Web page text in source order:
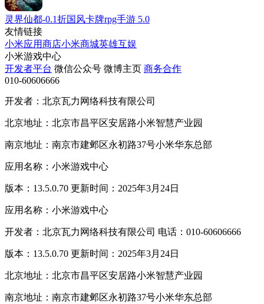
灵界仙都-0.1折国风卡牌rpg手游 5.0
友情链接
小米应用商店小米商城英雄互娱
小米游戏中心
开发者平台 微信公众号 微博主页 商务合作
010-60606666
开发者：北京瓦力网络科技有限公司
北京地址：北京市昌平区安居路小米智慧产业园
南京地址：南京市建邺区永初路37号小米华东总部
应用名称：小米游戏中心
版本：13.5.0.70 更新时间：2025年3月24日
应用名称：小米游戏中心
开发者：北京瓦力网络科技有限公司 电话：010-60606666
版本：13.5.0.70 更新时间：2025年3月24日
北京地址：北京市昌平区安居路小米智慧产业园
南京地址：南京市建邺区永初路37号小米华东总部